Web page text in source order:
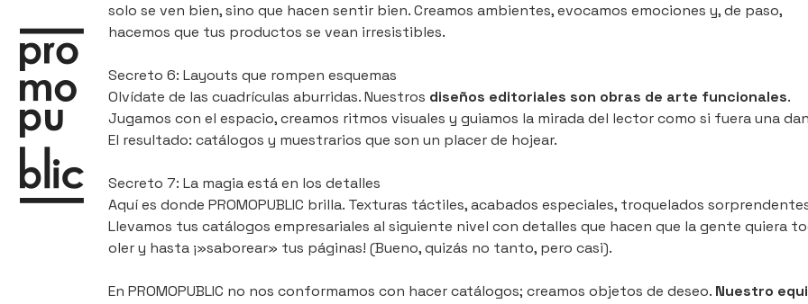
solo se ven bien, sino que hacen sentir bien. Creamos ambientes, evocamos emociones y, de paso,
hacemos que tus productos se vean irresistibles.
Secreto 6: Layouts que rompen esquemas
Olvídate de las cuadrículas aburridas. Nuestros diseños editoriales son obras de arte funcionales.
Jugamos con el espacio, creamos ritmos visuales y guiamos la mirada del lector como si fuera una
El resultado: catálogos y muestrarios que son un placer de hojear.
Secreto 7: La magia está en los detalles
Aquí es donde PROMOPUBLIC brilla. Texturas táctiles, acabados especiales, troquelados
Llevamos tus catálogos empresariales al siguiente nivel con detalles que hacen que la gente quiera
oler y hasta ¡»saborear» tus páginas! (Bueno, quizás no tanto, pero casi).
En PROMOPUBLIC no nos conformamos con hacer catálogos; creamos objetos de deseo. Nuestro